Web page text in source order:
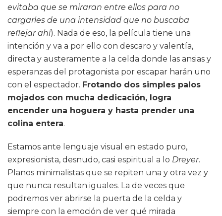
evitaba que se miraran entre ellos para no
cargarles de una intensidad que no buscaba
reflejar ahí). Nada de eso, la película tiene una
intención y va a por ello con descaro y valentía,
directa y austeramente a la celda donde las ansias y
esperanzas del protagonista por escapar harán uno
con el espectador. Frotando dos simples palos
mojados con mucha dedicación, logra
encender una hoguera y hasta prender una
colina entera.
Estamos ante lenguaje visual en estado puro,
expresionista, desnudo, casi espiritual a lo Dreyer.
Planos minimalistas que se repiten una y otra vez y
que nunca resultan iguales. La de veces que
podremos ver abrirse la puerta de la celda y
siempre con la emoción de ver qué mirada